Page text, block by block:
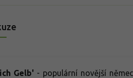
Gelb' - populární novější